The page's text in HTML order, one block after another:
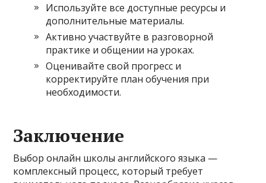
Используйте все доступные ресурсы и
дополнительные материалы.
Активно участвуйте в разговорной
практике и общении на уроках.
Оценивайте свой прогресс и
корректируйте план обучения при
необходимости.
Заключение
Выбор онлайн школы английского языка —
комплексный процесс, который требует